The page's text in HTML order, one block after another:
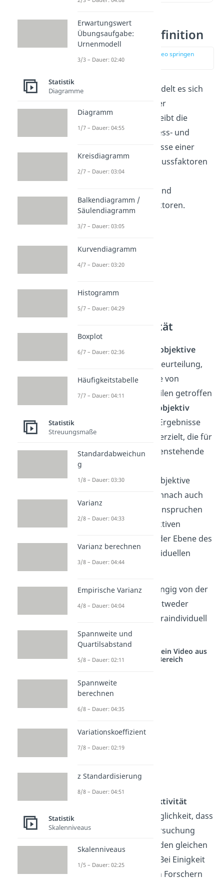
Objektivität Definition
zur Stelle im Video springen
(00:23)
Bei der Objektivität handelt es sich
um einen Begriff aus der
Testtheorie
. Sie beschreibt die
Unabhängigkeit der Mess- und
Untersuchungsergebnisse einer
Untersuchung von Einflussfaktoren
wie individuellen
Rahmenbedingungen und
verfälschenden Drittfaktoren.
Was ist Objektivität
Einfach gesagt ist eine
objektive
also eine Beurteilung,
die ohne Einflussnahme von
Vorwissen und Vorurteilen getroffen
objektiv
beurteilen
, wenn man Ergebnisse
auf eine Art und Weise erzielt, die für
mehrere und auch außenstehende
Personen logisch und
nachvollziehbar sind. Objektive
Ergebnisse können demnach auch
Allgemeingültigkeit beanspruchen
im Gegensatz zu subjektiven
Beurteilungen, die auf der Ebene des
Einzelnen und der individuellen
Einschätzung bleiben.
Objektivität kann, abhängig von der
Anzahl der Forscher, entweder
interindividuell oder intraindividuell
sein.
Studyflix vernetzt: Hier ein Video aus
einem anderen Bereich
Interindividuelle
Interindividuelle Objektivität
bezieht sich auf die Möglichkeit, dass
mehrere an einer Untersuchung
beteiligte Personen zu den gleichen
Ergebnissen kommen. Bei Einigkeit
zwischen den einzelnen Forschern
Erwartungswert
Übungsaufgabe:
Urnenmodell
3/3 – Dauer: 02:40
Statistik
Diagramme
Diagramm
1/7 – Dauer: 04:55
Kreisdiagramm
2/7 – Dauer: 03:04
Balkendiagramm /
Säulendiagramm
3/7 – Dauer: 03:05
Kurvendiagramm
4/7 – Dauer: 03:20
Histogramm
5/7 – Dauer: 04:29
Boxplot
6/7 – Dauer: 02:36
Häufigkeitstabelle
7/7 – Dauer: 04:11
Statistik
Streuungsmaße
Standardabweichun
g
1/8 – Dauer: 03:30
Varianz
2/8 – Dauer: 04:33
Varianz berechnen
3/8 – Dauer: 04:44
Empirische Varianz
4/8 – Dauer: 04:04
Spannweite und
Quartilsabstand
5/8 – Dauer: 02:11
Spannweite
berechnen
6/8 – Dauer: 04:35
Variationskoeffizient
7/8 – Dauer: 02:19
z Standardisierung
8/8 – Dauer: 04:51
Statistik
Skalenniveaus
Skalenniveaus
1/5 – Dauer: 02:25